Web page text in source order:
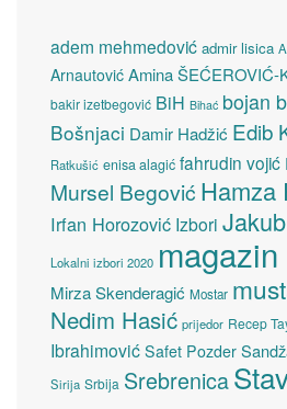
adem mehmedović admir lisica
Arnautović Amina ŠEĆEROVIĆ-
bakir izetbegović BiH Bihać bojan
Bošnjaci Damir Hadžić Edib
Ratkušić enisa alagić fahrudin vojić
Mursel Begović Hamza
Irfan Horozović Izbori
Lokalni izbori 2020
Mirza Skenderagić Mostar
Nedim Hasić prijedor Recep
Ibrahimović Safet Pozder
Sirija Srbija Srebrenica